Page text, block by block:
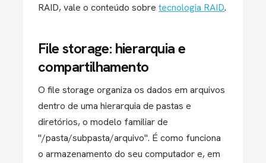
RAID, vale o conteúdo sobre tecnologia RAID.
File storage: hierarquia e
compartilhamento
O file storage organiza os dados em arquivos
dentro de uma hierarquia de pastas e
diretórios, o modelo familiar de
"/pasta/subpasta/arquivo". É como funciona
o armazenamento do seu computador e, em